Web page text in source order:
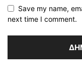
Save my name,
next time I comment.